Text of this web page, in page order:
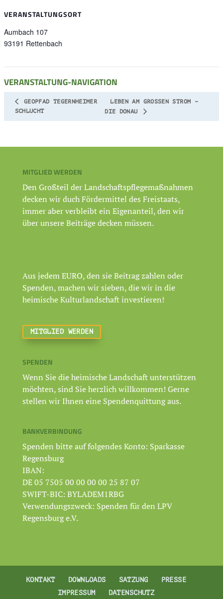
VERANSTALTUNGSORT
Aumbach 107
93191 Rettenbach
VERANSTALTUNG-NAVIGATION
GEOPFAD TEGERNHEIMER
SCHLUCHT
LEBEN AM GROSSEN STROM – D
IE DONAU
MITGLIED WERDEN
Den Großteil der Landschaftspflegemaßnahmen
decken wir duch Fördermittel des Freistaats,
immer aber verbleibt ein Eigenanteil, den wir
über unsere Beiträge decken müssen.
Aus jedem EURO, den sie Beitrag zahlen oder
Spenden, machen wir sieben, die wir in die
heimische Kulturlandschaft investieren!
MITGLIED WERDEN
SPENDEN
Wenn Sie die heimische Landschaft unterstützen
möchten, sind Sie herzlich willkommen! Gerne
stellen wir Ihnen eine Spendenquittung aus.
BANKVERBINDUNG
Spenden bitte auf folgendes Konto: Sparkasse
Regensburg
IBAN:
DE 05 7505 00 00 00 00 25 87 07
SWIFT-BIC: BYLADEM1RBG
Verwendungszweck: Spenden für den LPV
Regensburg e.V.
KONTAKT DOWNLOADS SATZUNG
PRESSE
IMPRESSUM
DATENSCHUTZ